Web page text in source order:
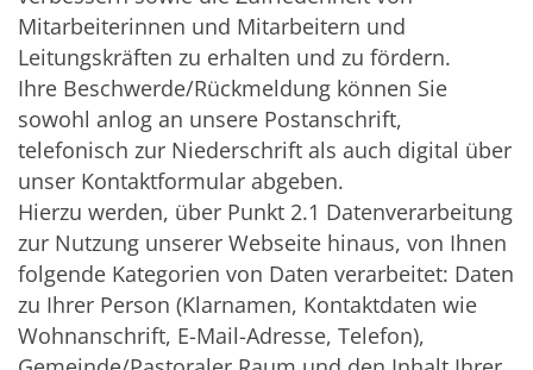
Mitarbeiterinnen und Mitarbeitern und
Leitungskräften zu erhalten und zu fördern.
Ihre Beschwerde/Rückmeldung können Sie
sowohl anlog an unsere Postanschrift,
telefonisch zur Niederschrift als auch digital über
unser Kontaktformular abgeben.
Hierzu werden, über Punkt 2.1 Datenverarbeitung
zur Nutzung unserer Webseite hinaus, von Ihnen
folgende Kategorien von Daten verarbeitet: Daten
zu Ihrer Person (Klarnamen, Kontaktdaten wie
Wohnanschrift, E-Mail-Adresse, Telefon),